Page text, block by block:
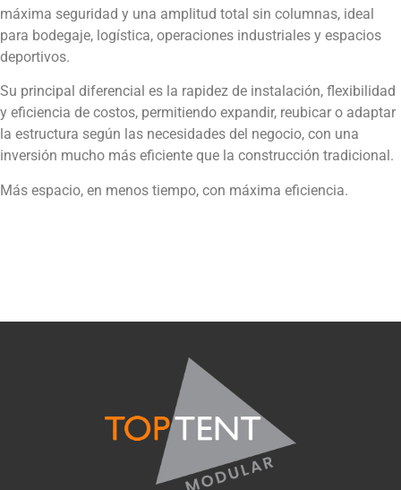
máxima seguridad y una amplitud total sin columnas, ideal
para bodegaje, logística, operaciones industriales y espacios
deportivos.
Su principal diferencial es la rapidez de instalación, flexibilidad
y eficiencia de costos, permitiendo expandir, reubicar o adaptar
la estructura según las necesidades del negocio, con una
inversión mucho más eficiente que la construcción tradicional.
Más espacio, en menos tiempo, con máxima eficiencia.